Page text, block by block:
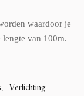
waardoor je
lengte van 100m.
, Verlichting